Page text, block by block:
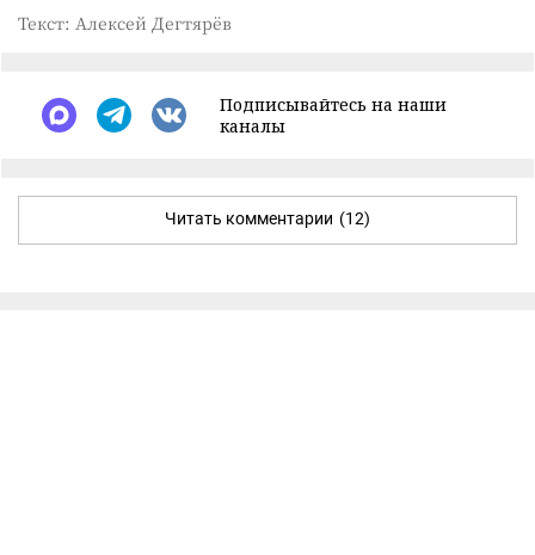
Текст: Алексей Дегтярёв
Подписывайтесь на наши
каналы
Читать комментарии (12)